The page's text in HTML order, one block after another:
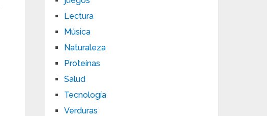
Lectura
Música
Naturaleza
Proteínas
Salud
Tecnología
Verduras